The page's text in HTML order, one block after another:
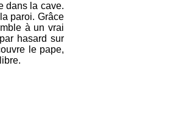
dans la cave.
paroi. Grâce
à un vrai
hasard sur
le pape,